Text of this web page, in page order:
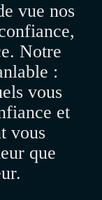
vue nos
Notre
:
vous
et
vous
que